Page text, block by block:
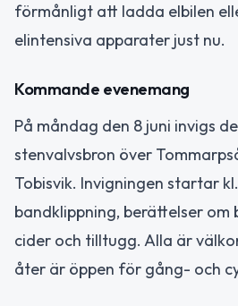
förmånligt att ladda elbilen
elintensiva apparater just nu.
Kommande evenemang
På måndag den 8 juni invigs
stenvalvsbron över
Tobisvik. Invigningen startar
bandklippning, berättelser om
cider och tilltugg. Alla är
åter är öppen för gång- och